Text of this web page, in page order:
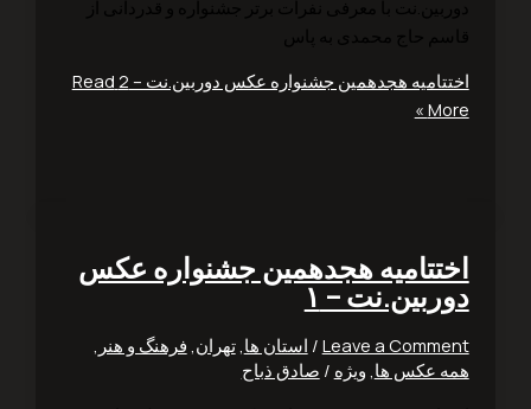
هجدهمین جشنواره عکس دوربین.نت – 2
Read
هجدهمین جشنواره عکس
– ۱
Leave a
/استان ها, تهران,فرهنگ و هنر,
عکس ها,ویژه/صادق ذباح